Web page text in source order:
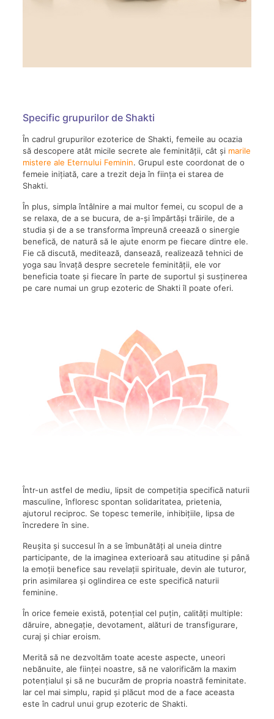
Specific grupurilor de Shakti
În cadrul grupurilor ezoterice de Shakti, femeile au ocazia
să descopere atât micile secrete ale feminității, cât și marile
mistere ale Eternului Feminin. Grupul este coordonat de o
femeie inițiată, care a trezit deja în ființa ei starea de
Shakti.
În plus, simpla întâlnire a mai multor femei, cu scopul de a
se relaxa, de a se bucura, de a-și împărtăși trăirile, de a
studia și de a se transforma împreună creează o sinergie
benefică, de natură să le ajute enorm pe fiecare dintre ele.
Fie că discută, meditează, dansează, realizează tehnici de
yoga sau învață despre secretele feminității, ele vor
beneficia toate și fiecare în parte de suportul și susținerea
pe care numai un grup ezoteric de Shakti îl poate oferi.
Într-un astfel de mediu, lipsit de competiția specifică naturii
masculine, înfloresc spontan solidaritatea, prietenia,
ajutorul reciproc. Se topesc temerile, inhibițiile, lipsa de
încredere în sine.
Reușita și succesul în a se îmbunătăți al uneia dintre
participante, de la imaginea exterioară sau atitudine și până
la emoții benefice sau revelații spirituale, devin ale tuturor,
prin asimilarea și oglindirea ce este specifică naturii
feminine.
În orice femeie există, potențial cel puțin, calități multiple:
dăruire, abnegație, devotament, alături de transfigurare,
curaj și chiar eroism.
Merită să ne dezvoltăm toate aceste aspecte, uneori
nebănuite, ale ființei noastre, să ne valorificăm la maxim
potențialul și să ne bucurăm de propria noastră feminitate.
Iar cel mai simplu, rapid și plăcut mod de a face aceasta
este în cadrul unui grup ezoteric de Shakti.